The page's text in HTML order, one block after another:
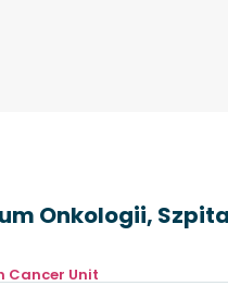
Onkologii,
Cancer Unit